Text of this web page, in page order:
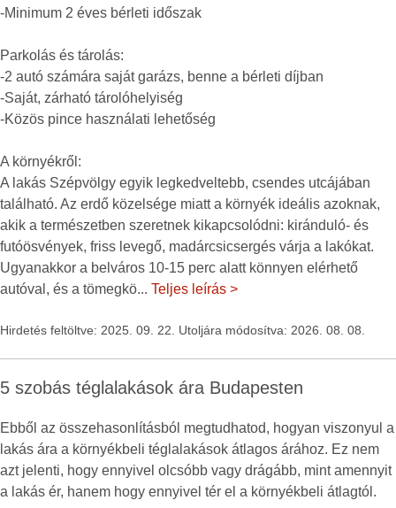
-Minimum 2 éves bérleti időszak
Parkolás és tárolás:
-2 autó számára saját garázs, benne a bérleti díjban
-Saját, zárható tárolóhelyiség
-Közös pince használati lehetőség
A környékről:
A lakás Szépvölgy egyik legkedveltebb, csendes utcájában
található. Az erdő közelsége miatt a környék ideális azoknak,
akik a természetben szeretnek kikapcsolódni: kiránduló- és
futóösvények, friss levegő, madárcsicsergés várja a lakókat.
Ugyanakkor a belváros 10-15 perc alatt könnyen elérhető
autóval, és a tömegkö... Teljes leírás >
Hirdetés feltöltve: 2025. 09. 22. Utoljára módosítva: 2026. 08. 08.
5 szobás téglalakások ára Budapesten
Ebből az összehasonlításból megtudhatod, hogyan viszonyul a
lakás ára a környékbeli téglalakások átlagos árához. Ez nem
azt jelenti, hogy ennyivel olcsóbb vagy drágább, mint amennyit
a lakás ér, hanem hogy ennyivel tér el a környékbeli átlagtól.